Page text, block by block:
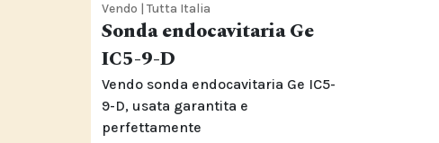
Vendo | Tutta Italia
Sonda endocavitaria Ge
IC5-9-D
Vendo sonda endocavitaria Ge IC5-
9-D, usata garantita e
perfettamente